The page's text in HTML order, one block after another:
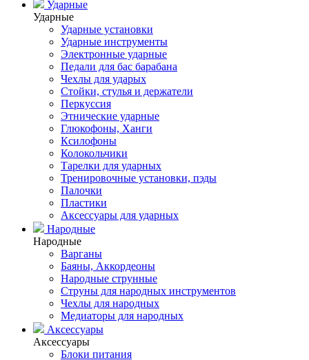
Ударные
Ударные
Ударные установки
Ударные инструменты
Электронные ударные
Педали для бас барабана
Чехлы для ударых
Стойки, стулья и держатели
Перкуссия
Этнические ударные
Глюкофоны, Ханги
Ксилофоны
Колокольчики
Тарелки для ударных
Тренировочные установки, пэды
Палочки
Пластики
Аксессуары для ударных
Народные
Народные
Варганы
Баяны, Аккордеоны
Народные струнные
Струны для народных инструментов
Чехлы для народных
Медиаторы для народных
Аксессуары
Аксессуары
Блоки питания